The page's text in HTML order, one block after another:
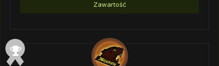
Zawartość